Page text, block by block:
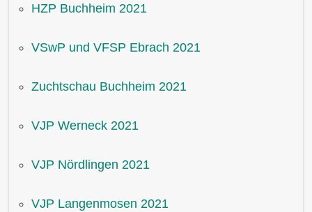
HZP Buchheim 2021
VSwP und VFSP Ebrach 2021
Zuchtschau Buchheim 2021
VJP Werneck 2021
VJP Nördlingen 2021
VJP Langenmosen 2021